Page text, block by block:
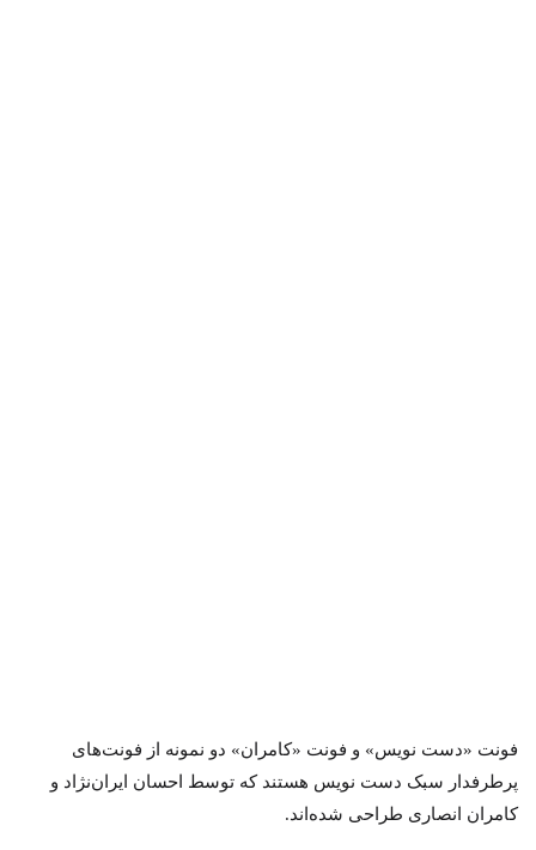
فونت «دست نویس» و فونت «کامران» دو نمونه از فونت‌های
پرطرفدار سبک دست نویس هستند که توسط احسان ایران‌نژاد و
کامران انصاری طراحی شده‌اند.